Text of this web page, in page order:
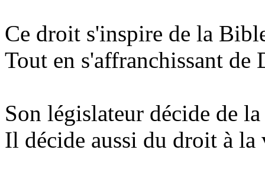
Ce droit s'inspire de la
Tout en s'affranchissant de
Son législateur décide de
Il décide aussi du droit à la